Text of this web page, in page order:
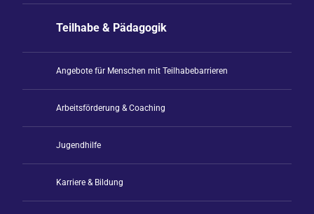
Teilhabe & Pädagogik
Angebote für Menschen mit Teilhabebarrieren
Arbeitsförderung & Coaching
Jugendhilfe
Karriere & Bildung